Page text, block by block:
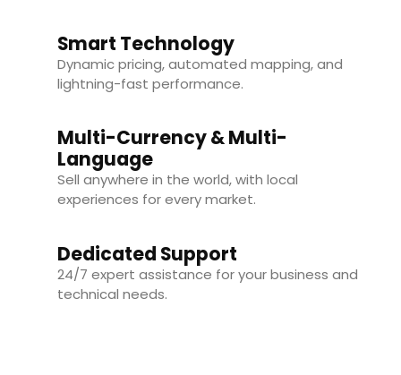
Smart Technology
Dynamic pricing, automated mapping, and
lightning-fast performance.
Multi-Currency & Multi-
Language
Sell anywhere in the world, with local
experiences for every market.
Dedicated Support
24/7 expert assistance for your business and
technical needs.